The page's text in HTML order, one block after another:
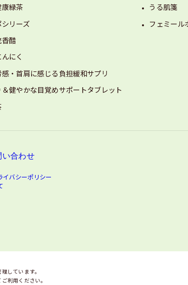
緑茶
リーズ
醋
にく
・首肩に感じる負担緩和サプリ
健やかな目覚めサポートタブレット
うる肌箋
フェミール
い合わせ
イバシーポリシー
しています。
利用ください。